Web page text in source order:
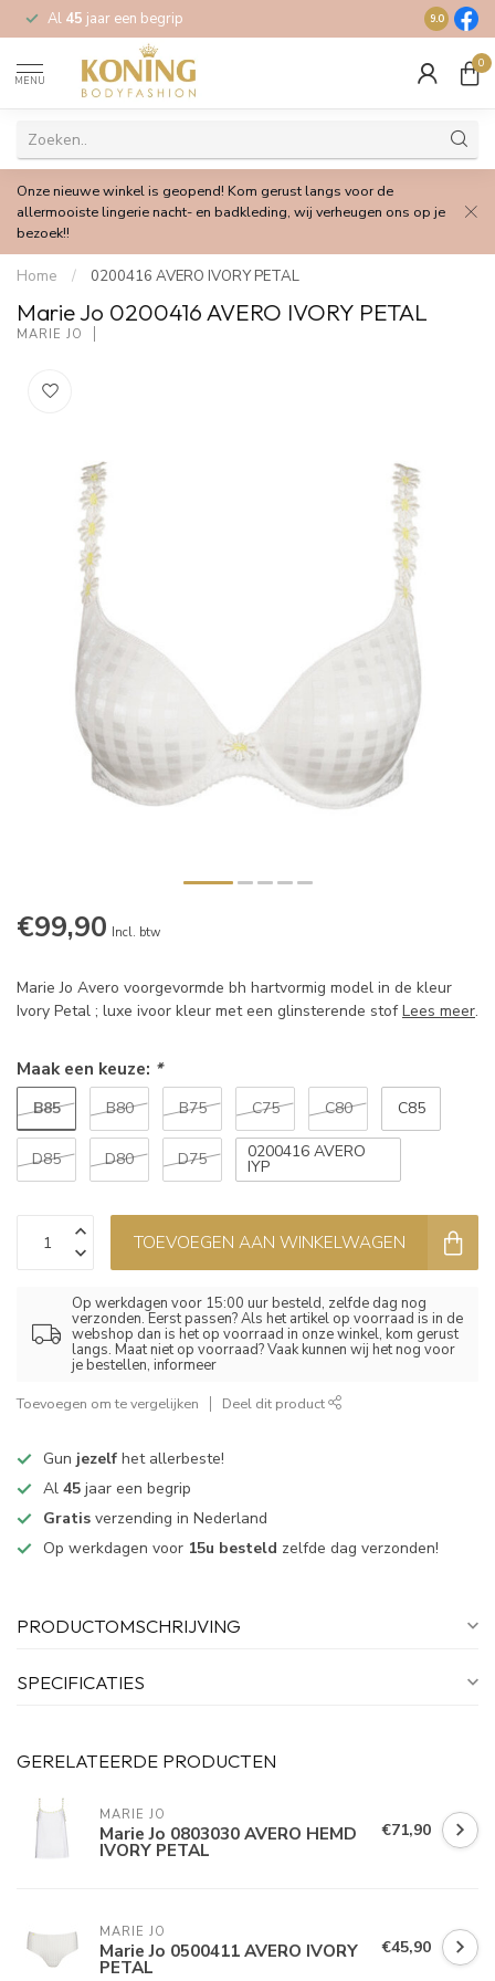
Al 45 jaar een begrip Gratis
9.0
MENU
0
Onze nieuwe winkel is geopend! Kom gerust langs voor de
allermooiste lingerie nacht- en badkleding, wij verheugen ons op je
bezoek!!
Home / 0200416 AVERO IVORY PETAL
Marie Jo 0200416 AVERO IVORY PETAL
MARIE JO
€99,90 Incl. btw
Marie Jo Avero voorgevormde bh hartvormig model in de kleur
Ivory Petal ; luxe ivoor kleur met een glinsterende stofLees meer.
Maak een keuze: *
B85 B80 B75 C75 C80 C85
D85 D80 D75 0200416 AVERO
IYP
TOEVOEGEN AAN WINKELWAGEN
Op werkdagen voor 15:00 uur besteld, zelfde dag nog
verzonden. Eerst passen? Als het artikel op voorraad is in de
webshop dan is het op voorraad in onze winkel, kom gerust
langs. Maat niet op voorraad? Vaak kunnen wij het nog voor
je bestellen, informeer
Toevoegen om te vergelijken Deel dit product
Gun jezelf het allerbeste!
Al 45 jaar een begrip
Gratis verzending in Nederland
Op werkdagen voor 15u besteld zelfde dag verzonden!
PRODUCTOMSCHRIJVING
SPECIFICATIES
GERELATEERDE PRODUCTEN
MARIE JO
Marie Jo 0803030 AVERO HEMD
IVORY PETAL
€71,90
MARIE JO
Marie Jo 0500411 AVERO IVORY
PETAL
€45,90